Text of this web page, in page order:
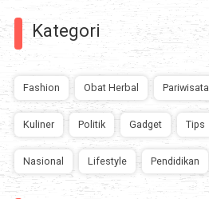
Kategori
Fashion Obat Herbal Pariwisata
Kuliner Politik Gadget Tips
Nasional Lifestyle Pendidikan